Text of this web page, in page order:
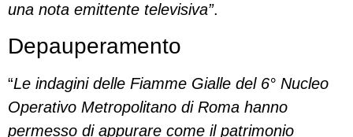
una nota emittente televisiva”.
Depauperamento
“Le indagini delle Fiamme Gialle del 6° Nucleo
Operativo Metropolitano di Roma hanno
permesso di appurare come il patrimonio